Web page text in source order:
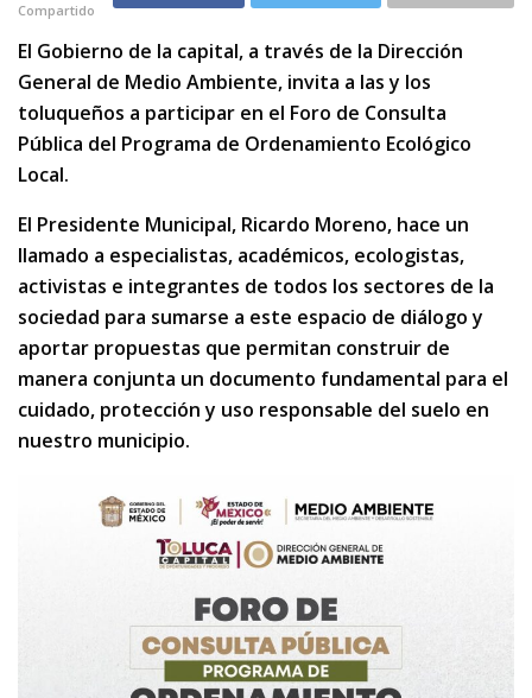
Compartido
El Gobierno de la capital, a través de la Dirección
General de Medio Ambiente, invita a las y los
toluqueños a participar en el Foro de Consulta
Pública del Programa de Ordenamiento Ecológico
Local.
El Presidente Municipal, Ricardo Moreno, hace un
llamado a especialistas, académicos, ecologistas,
activistas e integrantes de todos los sectores de la
sociedad para sumarse a este espacio de diálogo y
aportar propuestas que permitan construir de
manera conjunta un documento fundamental para el
cuidado, protección y uso responsable del suelo en
nuestro municipio.